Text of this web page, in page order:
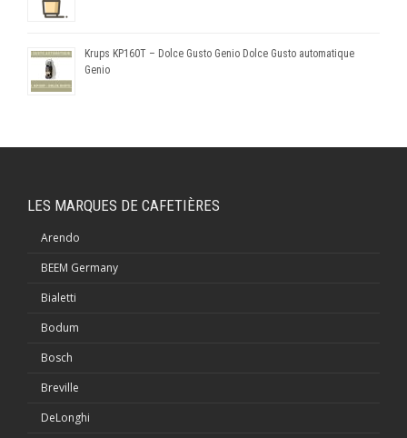
Krups KP160T – Dolce Gusto Genio Dolce Gusto automatique
Genio
LES MARQUES DE CAFETIÈRES
Arendo
BEEM Germany
Bialetti
Bodum
Bosch
Breville
DeLonghi